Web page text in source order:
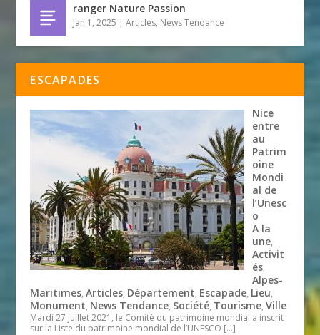
ranger Nature Passion
Jan 1, 2025 |Articles, News Tendance
ESCAPADES
Nice
entre
au
Patrim
oine
Mondi
al de
l’Unesc
o
A la
une,
Activit
és,
Alpes-
Maritimes,Articles, Département, Escapade, Lieu,
Monument, News Tendance, Société, Tourisme,Ville
Mardi 27 juillet 2021, le Comité du patrimoine mondial a inscrit
sur la Liste du patrimoine mondial de l’UNESCO […]